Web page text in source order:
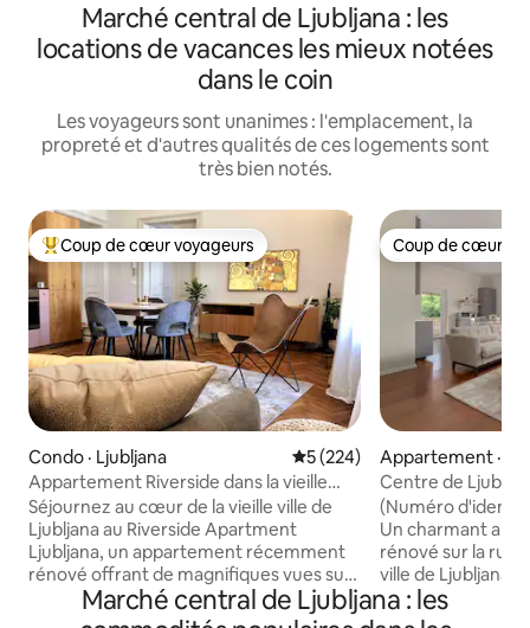
Marché central de Ljubljana : les
locations de vacances les mieux notées
dans le coin
Les voyageurs sont unanimes : l'emplacement, la
propreté et d'autres qualités de ces logements sont
très bien notés.
Coup de cœur voyageurs parmi les plus aimés
Coup de cœur voyageurs
Condo · Ljubljana Note moyenne de 5 sur 5,
5 (224)
Appartement Riverside dans la vieille
ville de Ljubljana avec stationnement
Séjournez au cœur de la vieille ville de
Ljubljana au Riverside Apartment
Ljubljana, un appartement récemment
rénové offrant de magnifiques vues sur
la rivière Ljubljanica et le château de
Ljubljana. Situé directement dans la zone
Coup de cœur
Coup de cœur
Appartement ·
Centre de
emplacement
(Numéro
Un charmant
rénové sur la rue
ville de Ljubljana.
l'objet de travaux
réaménagement. L'appartement
Marché central de Ljubljana : les